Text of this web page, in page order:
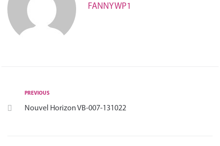
FANNYWP1
PREVIOUS
Nouvel Horizon VB-007-131022